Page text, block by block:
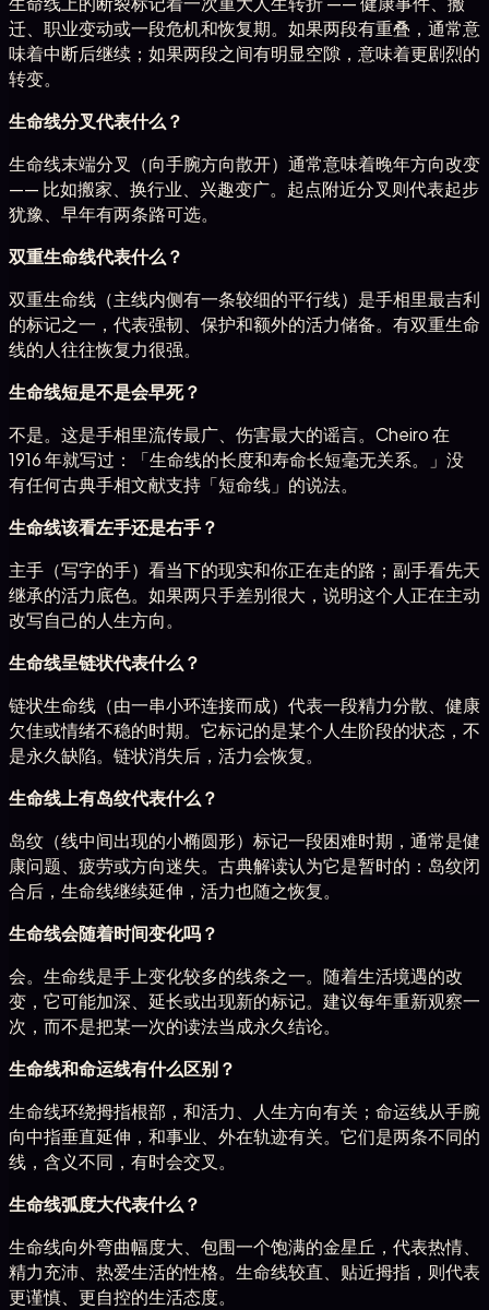
迁、职业变动或一段危机和恢复期。如果两段有重叠，通常意
味着中断后继续；如果两段之间有明显空隙，意味着更剧烈的
转变。
生命线分叉代表什么？
生命线末端分叉（向手腕方向散开）通常意味着晚年方向改变
—— 比如搬家、换行业、兴趣变广。起点附近分叉则代表起步
犹豫、早年有两条路可选。
双重生命线代表什么？
双重生命线（主线内侧有一条较细的平行线）是手相里最吉利
的标记之一，代表强韧、保护和额外的活力储备。有双重生命
线的人往往恢复力很强。
生命线短是不是会早死？
不是。这是手相里流传最广、伤害最大的谣言。Cheiro 在
1916 年就写过：「生命线的长度和寿命长短毫无关系。」没
有任何古典手相文献支持「短命线」的说法。
生命线该看左手还是右手？
主手（写字的手）看当下的现实和你正在走的路；副手看先天
继承的活力底色。如果两只手差别很大，说明这个人正在主动
改写自己的人生方向。
生命线呈链状代表什么？
链状生命线（由一串小环连接而成）代表一段精力分散、健康
欠佳或情绪不稳的时期。它标记的是某个人生阶段的状态，不
是永久缺陷。链状消失后，活力会恢复。
生命线上有岛纹代表什么？
岛纹（线中间出现的小椭圆形）标记一段困难时期，通常是健
康问题、疲劳或方向迷失。古典解读认为它是暂时的：岛纹闭
合后，生命线继续延伸，活力也随之恢复。
生命线会随着时间变化吗？
会。生命线是手上变化较多的线条之一。随着生活境遇的改
变，它可能加深、延长或出现新的标记。建议每年重新观察一
次，而不是把某一次的读法当成永久结论。
生命线和命运线有什么区别？
生命线环绕拇指根部，和活力、人生方向有关；命运线从手腕
向中指垂直延伸，和事业、外在轨迹有关。它们是两条不同的
线，含义不同，有时会交叉。
生命线弧度大代表什么？
生命线向外弯曲幅度大、包围一个饱满的金星丘，代表热情、
精力充沛、热爱生活的性格。生命线较直、贴近拇指，则代表
更谨慎、更自控的生活态度。